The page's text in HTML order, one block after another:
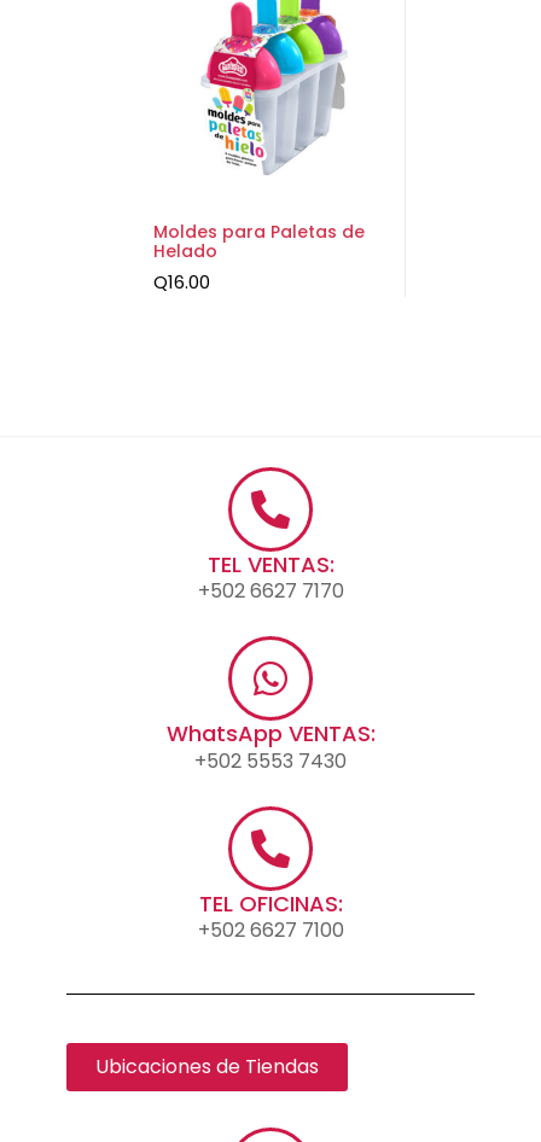
Moldes para Paletas de
Helado
Q16.00
TEL VENTAS:
+502 6627 7170
WhatsApp VENTAS:
+502 5553 7430
TEL OFICINAS:
+502 6627 7100
Ubicaciones de Tiendas